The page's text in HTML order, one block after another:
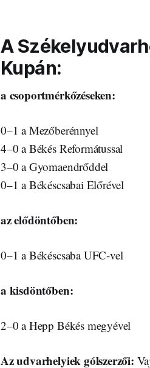
A
Kupán:
a csoportmérkőzéseken:
0–1 a Mezőberénnyel
4–0 a Békés Reformátussal
3–0 a Gyomaendrőddel
0–1 a Békéscsabai Előrével
az elődöntőben:
0–1 a Békéscsaba UFC-vel
a kisdöntőben:
2–0 a Hepp Békés megyével
Az udvarhelyiek gólszerzői: